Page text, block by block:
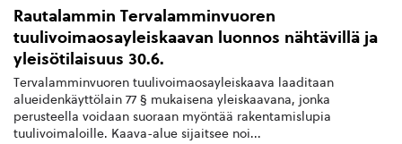
Rautalammin Tervalamminvuoren
tuulivoimaosayleiskaavan luonnos nähtävillä ja
yleisötilaisuus 30.6.
Tervalamminvuoren tuulivoimaosayleiskaava laaditaan
alueidenkäyttölain 77 § mukaisena yleiskaavana, jonka
perusteella voidaan suoraan myöntää rakentamislupia
tuulivoimaloille. Kaava-alue sijaitsee noi...